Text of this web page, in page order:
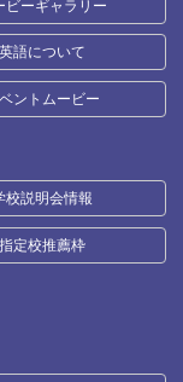
ビーギャラリー
英語について
ントムービー
校説明会情報
指定校推薦枠